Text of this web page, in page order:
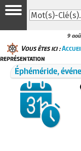
9
Vous êtes ici :
représentation
Éphéméride,